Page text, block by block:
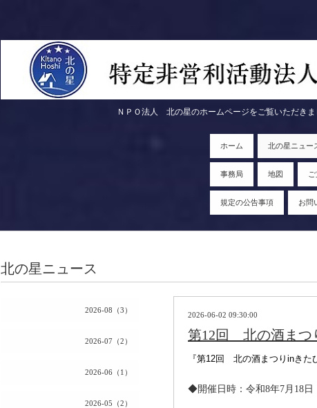
ＮＰＯ法人 北の星のホームページをご覧いただきまして、
ホーム 北の星ニュー
事務局 地図
規定の公告事項 お問
2026-08（3）
2026-07（2）
2026-06（1）
2026-05（2）
北の星ニュース
2026-06-02 09:30:00
第12回 北の酒まつ
『第12回 北の酒まつりinき
◆開催日時：令和8年7月18日